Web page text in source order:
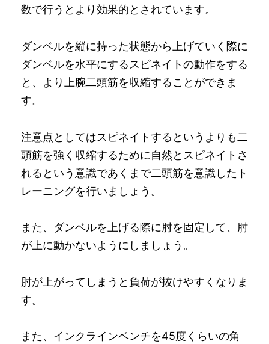
数で行うとより効果的とされています。
ダンベルを縦に持った状態から上げていく際に
ダンベルを水平にするスピネイトの動作をする
と、より上腕二頭筋を収縮することができま
す。
注意点としてはスピネイトするというよりも二
頭筋を強く収縮するために自然とスピネイトさ
れるという意識であくまで二頭筋を意識したト
レーニングを行いましょう。
また、ダンベルを上げる際に肘を固定して、肘
が上に動かないようにしましょう。
肘が上がってしまうと負荷が抜けやすくなりま
す。
また、インクラインベンチを45度くらいの角